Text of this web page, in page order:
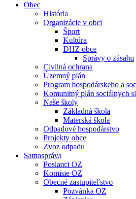
Obec
História
Organizácie v obci
Šport
Kultúra
DHZ obce
Správy o zásahu
Civilná ochrana
Územný plán
Program hospodárskeho a
Komunitný plán sociálnych
Naše školy
Základná škola
Materská škola
Odpadové hospodárstvo
Projekty obce
Zvoz odpadu
Samospráva
Poslanci OZ
Komisie OZ
Obecné zastupiteľstvo
Pozvánka OZ